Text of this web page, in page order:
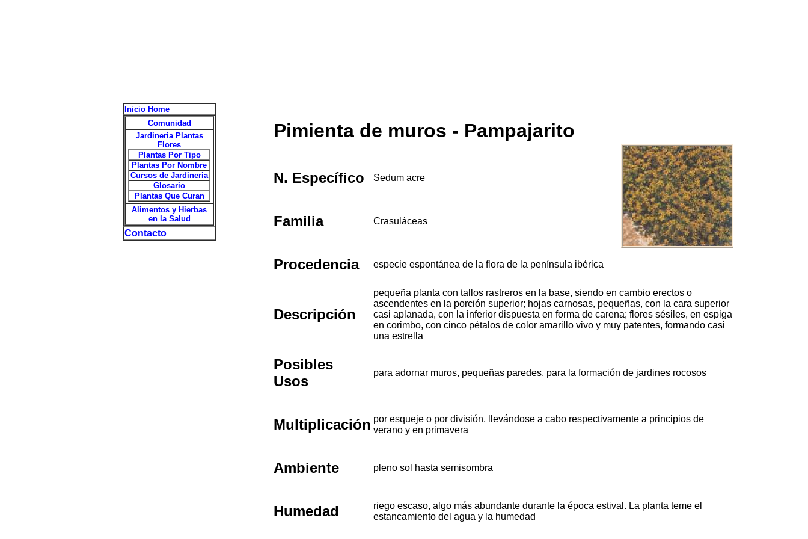
Inicio Home
Comunidad
Jardineria Plantas
Flores
Plantas Por Tipo
Plantas Por Nombre
Cursos de Jardineria
Glosario
Plantas Que Curan
Alimentos y Hierbas
en la Salud
Contacto
Pimienta de muros - Pampajarito
N. Específico Sedum acre
Familia Crasuláceas
Procedencia especie espontánea de la flora de la península ibérica
Descripción
pequeña planta con tallos rastreros en la base, siendo en cambio erectos o
ascendentes en la porción superior; hojas carnosas, pequeñas, con la cara superior
casi aplanada, con la inferior dispuesta en forma de carena; flores sésiles, en espiga
en corimbo, con cinco pétalos de color amarillo vivo y muy patentes, formando casi
una estrella
Posibles
Usos
para adornar muros, pequeñas paredes, para la formación de jardines rocosos
Multiplicación por esqueje o por división, llevándose a cabo respectivamente a principios de
verano y en primavera
Ambiente pleno sol hasta semisombra
Humedad
riego escaso, algo más abundante durante la época estival. La planta teme el
estancamiento del agua y la humedad